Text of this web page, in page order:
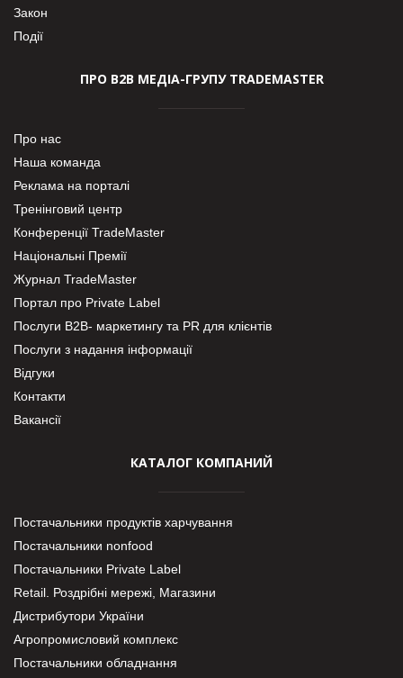
Закон
Події
ПРО В2В МЕДІА-ГРУПУ TRADEMASTER
Про нас
Наша команда
Реклама на порталі
Тренінговий центр
Конференції TradeMaster
Національні Премії
Журнал TradeMaster
Портал про Private Label
Послуги В2В- маркетингу та PR для клієнтів
Послуги з надання інформації
Відгуки
Контакти
Вакансії
КАТАЛОГ КОМПАНИЙ
Постачальники продуктів харчування
Постачальники nonfood
Постачальники Private Label
Retail. Роздрібні мережі, Магазини
Дистрибутори України
Агропромисловий комплекс
Постачальники обладнання